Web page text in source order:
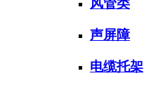
风管类
声屏障
电缆托架